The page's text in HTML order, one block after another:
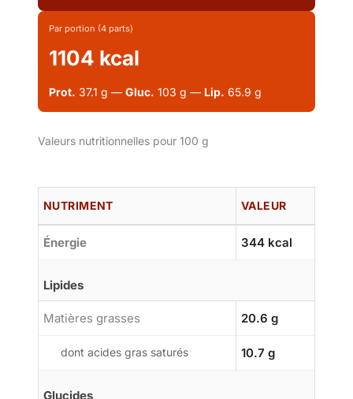
Par portion (4 parts)
1104 kcal
Prot. 37.1 g — Gluc. 103 g — Lip. 65.9 g
Valeurs nutritionnelles pour 100 g
NUTRIMENT VALEUR
Énergie 344 kcal
Lipides
Matières grasses 20.6 g
dont acides gras saturés 10.7 g
Glucides